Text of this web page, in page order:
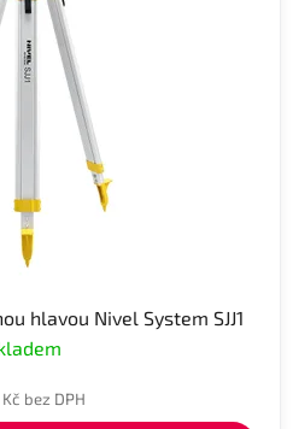
hlavou Nivel System SJJ1
bez DPH